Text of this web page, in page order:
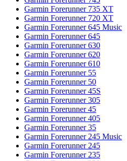
Garmin Forerunner 735 XT
Garmin Forerunner 720 XT
Garmin Forerunner 645 Music
Garmin Forerunner 645
Garmin Forerunner 630
Garmin Forerunner 620
Garmin Forerunner 610
Garmin Forerunner 55
Garmin Forerunner 50
Garmin Forerunner 45S
Garmin Forerunner 305
Garmin Forerunner 45
Garmin Forerunner 405
Garmin Forerunner 35
Garmin Forerunner 245 Music
Garmin Forerunner 245
Garmin Forerunner 235